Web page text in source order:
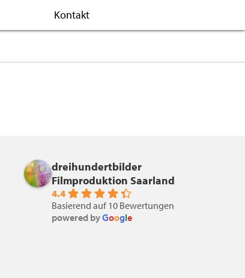
Kontakt
dreihundertbilder
Filmproduktion Saarland
4.4
Basierend auf 10 Bewertungen
powered byGoogle